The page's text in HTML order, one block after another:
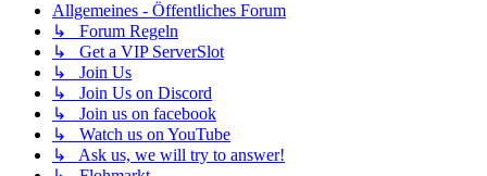
Allgemeines - Öffentliches Forum
↳ Forum Regeln
↳ Get a VIP ServerSlot
↳ Join Us
↳ Join Us on Discord
↳ Join us on facebook
↳ Watch us on YouTube
↳ Ask us, we will try to answer!